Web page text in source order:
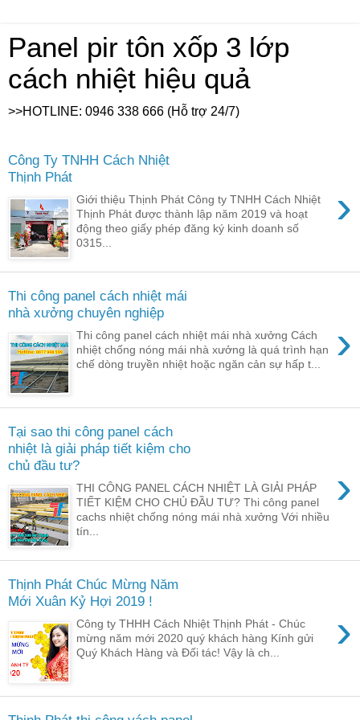
Panel pir tôn xốp 3 lớp
cách nhiệt hiệu quả
>>HOTLINE: 0946 338 666 (Hỗ trợ 24/7)
Công Ty TNHH Cách Nhiệt
Thịnh Phát
›
Giới thiệu Thịnh Phát Công ty TNHH Cách Nhiệt
Thịnh Phát được thành lập năm 2019 và hoạt
động theo giấy phép đăng ký kinh doanh số
0315...
Thi công panel cách nhiệt mái
nhà xưởng chuyên nghiệp
›
Thi công panel cách nhiệt mái nhà xưởng Cách
nhiệt chống nóng mái nhà xưởng là quá trình hạn
chế dòng truyền nhiệt hoặc ngăn cản sự hấp t...
Tại sao thi công panel cách
nhiệt là giải pháp tiết kiệm cho
chủ đầu tư?
›
THI CÔNG PANEL CÁCH NHIỆT LÀ GIẢI PHÁP
TIẾT KIỆM CHO CHỦ ĐẦU TƯ? Thi công panel
cachs nhiệt chống nóng mái nhà xưởng Với nhiều
tín...
Thịnh Phát Chúc Mừng Năm
Mới Xuân Kỷ Hợi 2019 !
›
Công ty THHH Cách Nhiệt Thịnh Phát - Chúc
mừng năm mới 2020 quý khách hàng Kính gửi
Quý Khách Hàng và Đối tác! Vậy là ch...